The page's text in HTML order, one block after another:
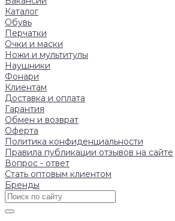
Каталог
Обувь
Перчатки
Очки и маски
Ножи и мультитулы
Наушники
Фонари
Клиентам
Доставка и оплата
Гарантия
Обмен и возврат
Оферта
Политика конфиденциальности
Правила публикации отзывов на сайте
Вопрос - ответ
Стать оптовым клиентом
Бренды